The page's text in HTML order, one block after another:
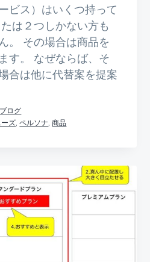
ビス）はいくつ持って
は２つしかない方も
。 その場合は商品を
す。 なぜならば、そ
合は他に代替案を提案
ブログ
ーズ,ペルソナ,商品